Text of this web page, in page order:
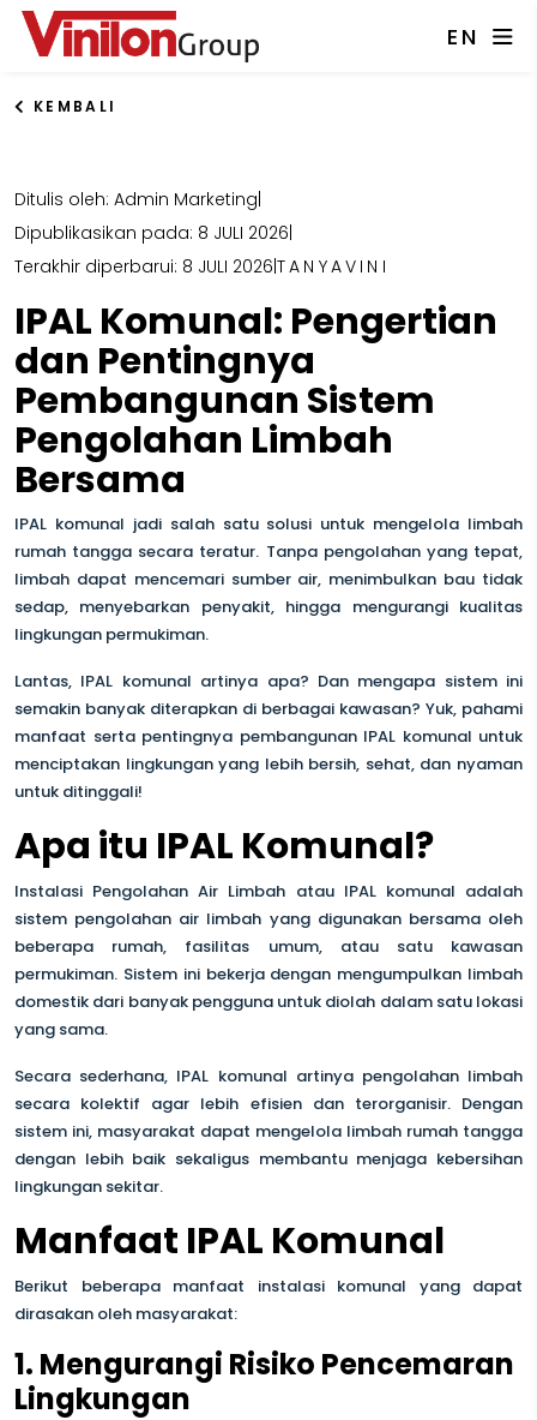
EN
KEMBALI
Ditulis oleh: Admin Marketing
Dipublikasikan pada: 8 JULI 2026
Terakhir diperbarui: 8 JULI 2026 TANYAVINI
IPAL Komunal: Pengertian
dan Pentingnya
Pembangunan Sistem
Pengolahan Limbah
Bersama
IPAL komunal jadi salah satu solusi untuk mengelola limbah
rumah tangga secara teratur. Tanpa pengolahan yang tepat,
limbah dapat mencemari sumber air, menimbulkan bau tidak
sedap, menyebarkan penyakit, hingga mengurangi kualitas
lingkungan permukiman.
Lantas, IPAL komunal artinya apa? Dan mengapa sistem ini
semakin banyak diterapkan di berbagai kawasan? Yuk, pahami
manfaat serta pentingnya pembangunan IPAL komunal untuk
menciptakan lingkungan yang lebih bersih, sehat, dan nyaman
untuk ditinggali!
Apa itu IPAL Komunal?
Instalasi Pengolahan Air Limbah atau IPAL komunal adalah
sistem pengolahan air limbah yang digunakan bersama oleh
beberapa rumah, fasilitas umum, atau satu kawasan
permukiman. Sistem ini bekerja dengan mengumpulkan limbah
domestik dari banyak pengguna untuk diolah dalam satu lokasi
yang sama.
Secara sederhana, IPAL komunal artinya pengolahan limbah
secara kolektif agar lebih efisien dan terorganisir. Dengan
sistem ini, masyarakat dapat mengelola limbah rumah tangga
dengan lebih baik sekaligus membantu menjaga kebersihan
lingkungan sekitar.
Manfaat IPAL Komunal
Berikut beberapa manfaat instalasi komunal yang dapat
dirasakan oleh masyarakat:
1. Mengurangi Risiko Pencemaran
Lingkungan